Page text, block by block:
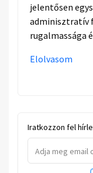
jelentősen
adminisztratív
rugalmassága
Elolvasom
Iratkozzon fel